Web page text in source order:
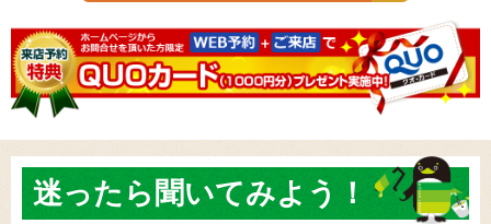
迷ったら 聞いてみよう！